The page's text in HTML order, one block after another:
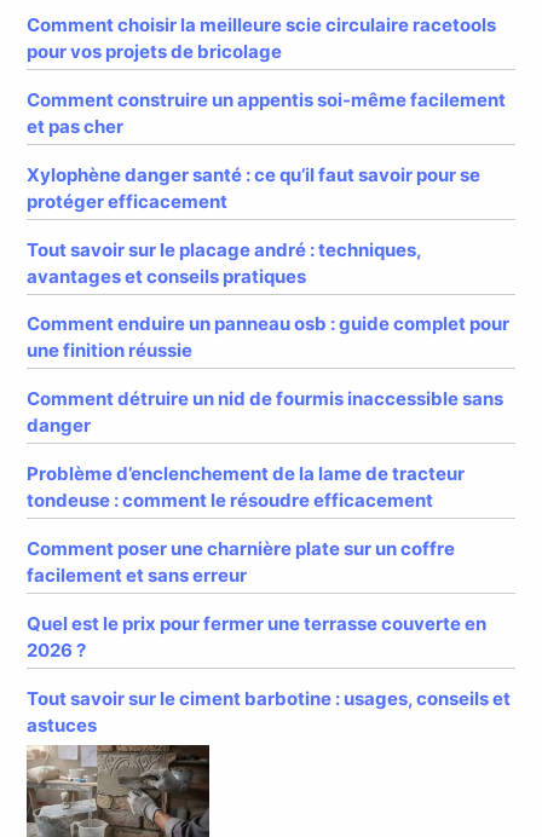
Comment choisir la meilleure scie circulaire racetools
pour vos projets de bricolage
Comment construire un appentis soi-même facilement
et pas cher
Xylophène danger santé : ce qu’il faut savoir pour se
protéger efficacement
Tout savoir sur le placage andré : techniques,
avantages et conseils pratiques
Comment enduire un panneau osb : guide complet pour
une finition réussie
Comment détruire un nid de fourmis inaccessible sans
danger
Problème d’enclenchement de la lame de tracteur
tondeuse : comment le résoudre efficacement
Comment poser une charnière plate sur un coffre
facilement et sans erreur
Quel est le prix pour fermer une terrasse couverte en
2026 ?
Tout savoir sur le ciment barbotine : usages, conseils et
astuces